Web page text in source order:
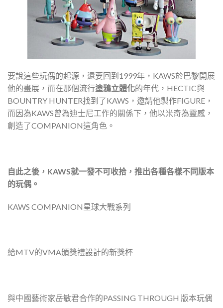
要說這些玩偶的起源，還要回到1999年，KAWS於巴黎開展
他的畫展，而在那個流行塗鴉立體化的年代，HECTIC與
BOUNTRY HUNTER找到了KAWS，邀請他製作FIGURE，
而因為KAWS曾為迪士尼工作的關係下，他以米奇為靈感，
創造了COMPANION這角色。
自此之後，KAWS就一發不可收拾，推出各種各樣不同版本
的玩偶。
KAWS COMPANION星球大戰系列
給MTV的VMA頒獎禮設計的新獎杯
與中國藝術家岳敏君合作的PASSING THROUGH 版本玩偶